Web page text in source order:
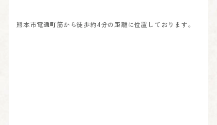
熊本市電通町筋から徒歩約4分の距離に位置しております。